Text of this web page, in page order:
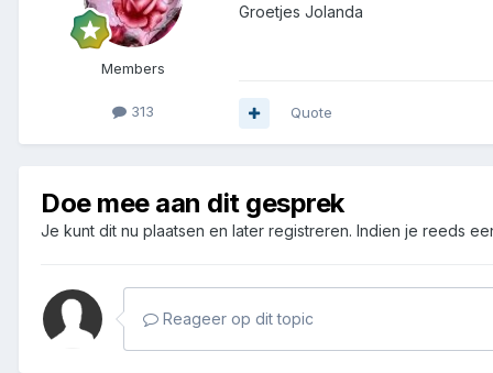
Members
313
Groetjes Jolanda
Quote
Doe mee aan dit gesprek
Je kunt dit nu plaatsen en later registreren. Indien je reeds
Reageer op dit topic